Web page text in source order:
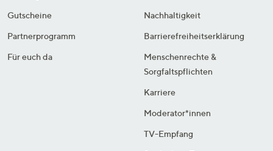
Gutscheine
Partnerprogramm
Für euch da
Nachhaltigkeit
Barrierefreiheitserklärung
Menschenrechte &
Sorgfaltspflichten
Karriere
Moderator*innen
TV-Empfang